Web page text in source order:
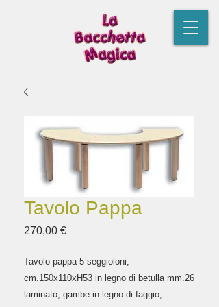
Tavolo Pappa
270,00 €Prezzo
Tavolo pappa 5 seggioloni,
cm.150x110xH53 in legno di betulla mm.26
laminato, gambe in legno di faggio,